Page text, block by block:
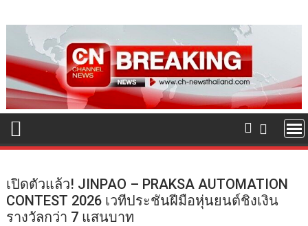
to
content
เปิดตัวแล้ว! JINPAO – PRAKSA AUTOMATION
CONTEST 2026 เวทีประชันฝีมือหุ่นยนต์ชิงเงิน
รางวัลกว่า 7 แสนบาท